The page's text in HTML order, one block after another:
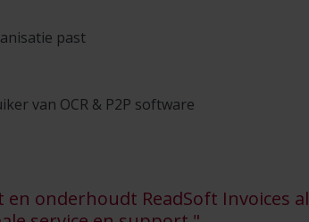
past
van OCR & P2P software
onderhoudt ReadSoft Invoices al